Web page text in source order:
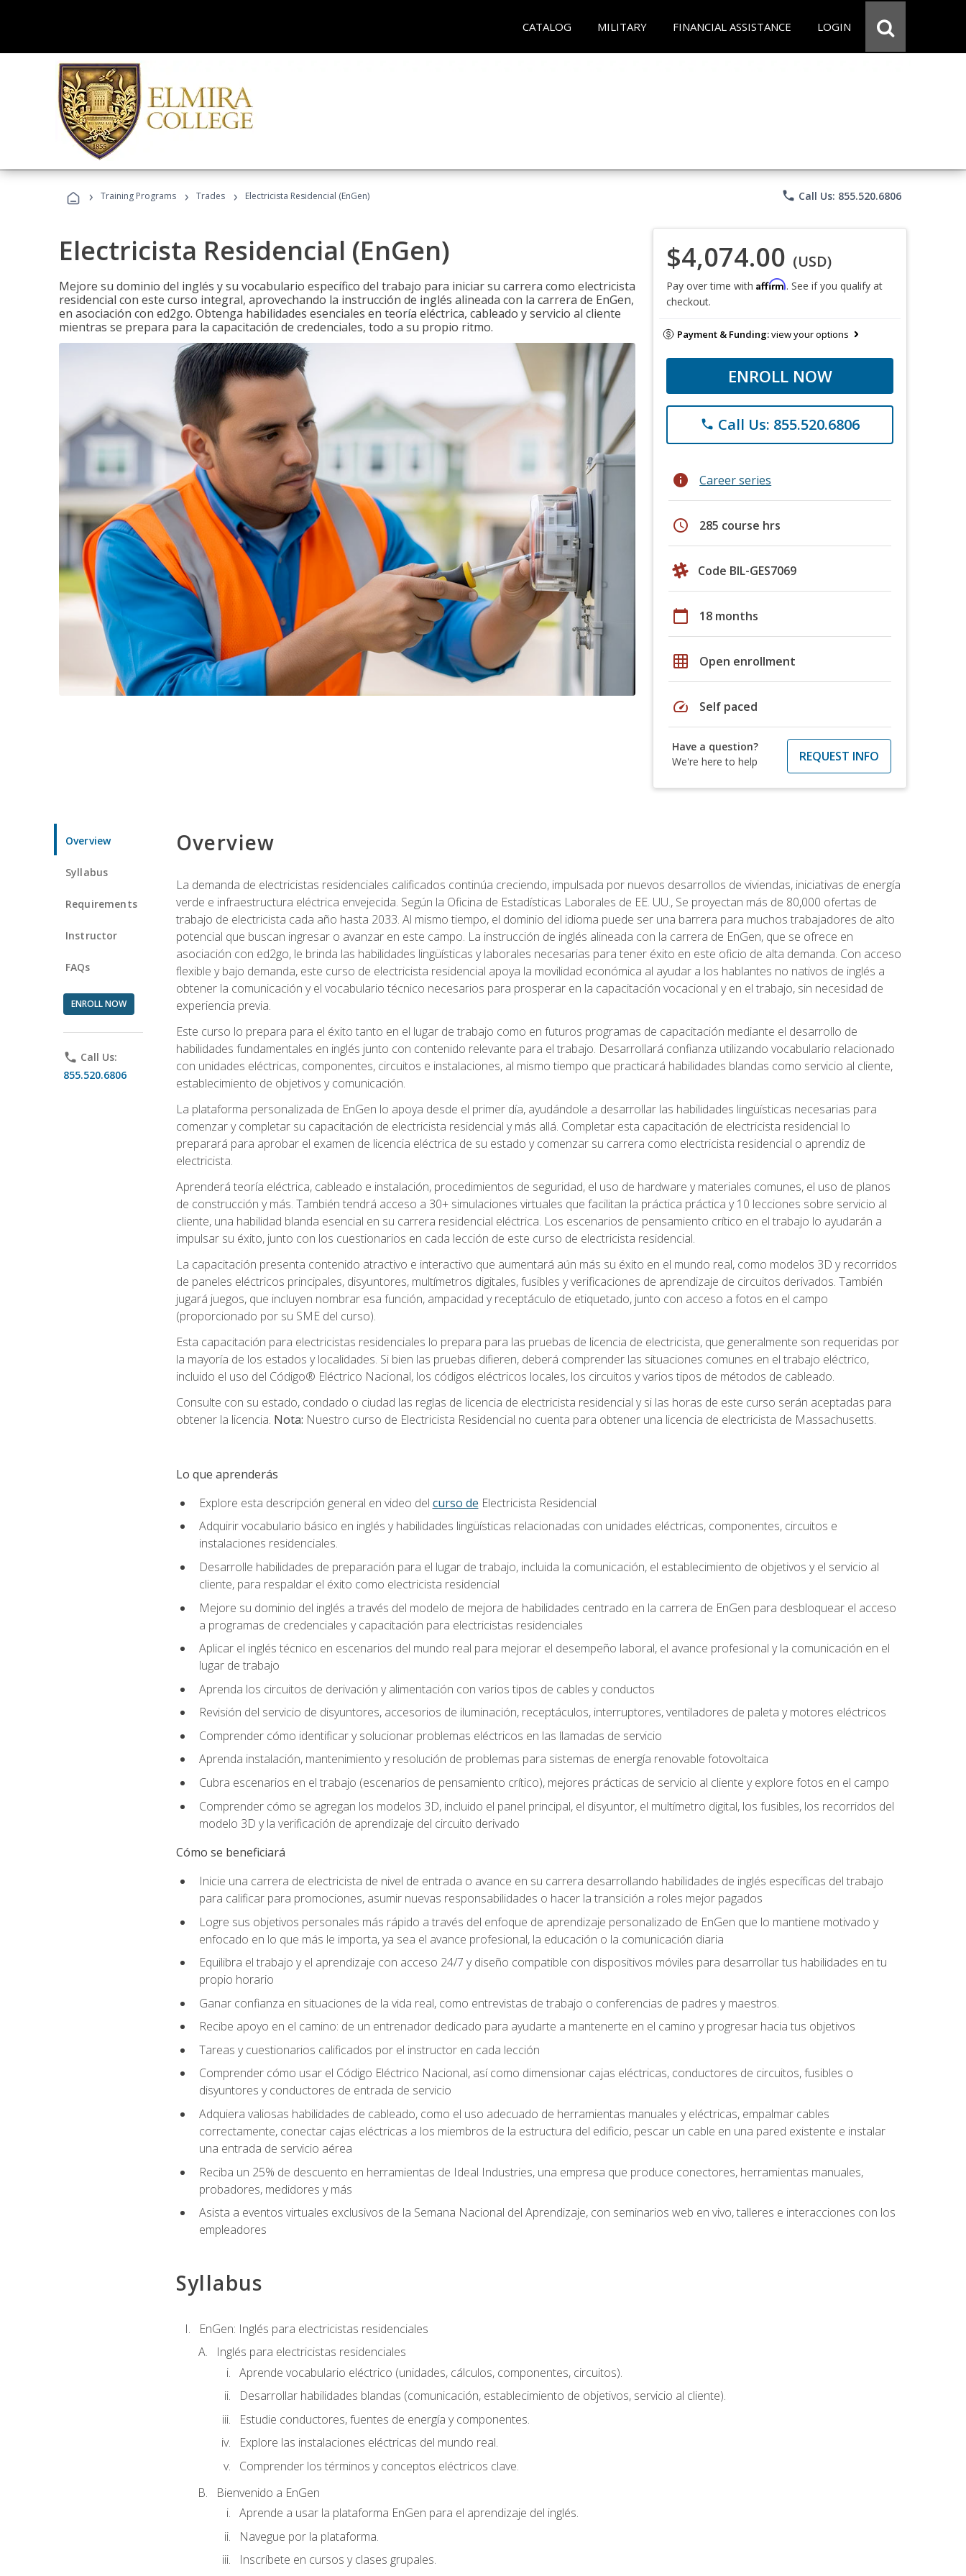
CATALOG MILITARY FINANCIAL ASSISTANCE LOGIN
› Training Programs › Trades › Electricista Residencial (EnGen) phone Call Us: 855.520.6806
Electricista Residencial (EnGen)
Mejore su dominio del inglés y su vocabulario específico del trabajo para iniciar su carrera como electricista
residencial con este curso integral, aprovechando la instrucción de inglés alineada con la carrera de EnGen,
en asociación con ed2go. Obtenga habilidades esenciales en teoría eléctrica, cableado y servicio al cliente
mientras se prepara para la capacitación de credenciales, todo a su propio ritmo.
$4,074.00 (USD)
Pay over time with Affirm. See if you qualify at
checkout.
Payment & Funding:view your options
ENROLL NOW
phone Call Us: 855.520.6806
info Career series
schedule 285 course hrs
Code BIL-GES7069
calendar_today 18 months
grid_on Open enrollment
speed Self paced
Have a question?
We're here to help
REQUEST INFO
Overview
Syllabus
Requirements
Instructor
FAQs
ENROLL NOW
phone Call Us:
855.520.6806
Overview
La demanda de electricistas residenciales calificados continúa creciendo, impulsada por nuevos desarrollos de viviendas, iniciativas de energía
verde e infraestructura eléctrica envejecida. Según la Oficina de Estadísticas Laborales de EE. UU., Se proyectan más de 80,000 ofertas de
trabajo de electricista cada año hasta 2033. Al mismo tiempo, el dominio del idioma puede ser una barrera para muchos trabajadores de alto
potencial que buscan ingresar o avanzar en este campo. La instrucción de inglés alineada con la carrera de EnGen, que se ofrece en
asociación con ed2go, le brinda las habilidades lingüísticas y laborales necesarias para tener éxito en este oficio de alta demanda. Con acceso
flexible y bajo demanda, este curso de electricista residencial apoya la movilidad económica al ayudar a los hablantes no nativos de inglés a
obtener la comunicación y el vocabulario técnico necesarios para prosperar en la capacitación vocacional y en el trabajo, sin necesidad de
experiencia previa.
Este curso lo prepara para el éxito tanto en el lugar de trabajo como en futuros programas de capacitación mediante el desarrollo de
habilidades fundamentales en inglés junto con contenido relevante para el trabajo. Desarrollará confianza utilizando vocabulario relacionado
con unidades eléctricas, componentes, circuitos e instalaciones, al mismo tiempo que practicará habilidades blandas como servicio al cliente,
establecimiento de objetivos y comunicación.
La plataforma personalizada de EnGen lo apoya desde el primer día, ayudándole a desarrollar las habilidades lingüísticas necesarias para
comenzar y completar su capacitación de electricista residencial y más allá. Completar esta capacitación de electricista residencial lo
preparará para aprobar el examen de licencia eléctrica de su estado y comenzar su carrera como electricista residencial o aprendiz de
electricista.
Aprenderá teoría eléctrica, cableado e instalación, procedimientos de seguridad, el uso de hardware y materiales comunes, el uso de planos
de construcción y más. También tendrá acceso a 30+ simulaciones virtuales que facilitan la práctica práctica y 10 lecciones sobre servicio al
cliente, una habilidad blanda esencial en su carrera residencial eléctrica. Los escenarios de pensamiento crítico en el trabajo lo ayudarán a
impulsar su éxito, junto con los cuestionarios en cada lección de este curso de electricista residencial.
La capacitación presenta contenido atractivo e interactivo que aumentará aún más su éxito en el mundo real, como modelos 3D y recorridos
de paneles eléctricos principales, disyuntores, multímetros digitales, fusibles y verificaciones de aprendizaje de circuitos derivados. También
jugará juegos, que incluyen nombrar esa función, ampacidad y receptáculo de etiquetado, junto con acceso a fotos en el campo
(proporcionado por su SME del curso).
Esta capacitación para electricistas residenciales lo prepara para las pruebas de licencia de electricista, que generalmente son requeridas por
la mayoría de los estados y localidades. Si bien las pruebas difieren, deberá comprender las situaciones comunes en el trabajo eléctrico,
incluido el uso del Código® Eléctrico Nacional, los códigos eléctricos locales, los circuitos y varios tipos de métodos de cableado.
Consulte con su estado, condado o ciudad las reglas de licencia de electricista residencial y si las horas de este curso serán aceptadas para
obtener la licencia. Nota: Nuestro curso de Electricista Residencial no cuenta para obtener una licencia de electricista de Massachusetts.
Lo que aprenderás
Explore esta descripción general en video del curso de Electricista Residencial
Adquirir vocabulario básico en inglés y habilidades lingüísticas relacionadas con unidades eléctricas, componentes, circuitos e
instalaciones residenciales.
Desarrolle habilidades de preparación para el lugar de trabajo, incluida la comunicación, el establecimiento de objetivos y el servicio al
cliente, para respaldar el éxito como electricista residencial
Mejore su dominio del inglés a través del modelo de mejora de habilidades centrado en la carrera de EnGen para desbloquear el acceso
a programas de credenciales y capacitación para electricistas residenciales
Aplicar el inglés técnico en escenarios del mundo real para mejorar el desempeño laboral, el avance profesional y la comunicación en el
lugar de trabajo
Aprenda los circuitos de derivación y alimentación con varios tipos de cables y conductos
Revisión del servicio de disyuntores, accesorios de iluminación, receptáculos, interruptores, ventiladores de paleta y motores eléctricos
Comprender cómo identificar y solucionar problemas eléctricos en las llamadas de servicio
Aprenda instalación, mantenimiento y resolución de problemas para sistemas de energía renovable fotovoltaica
Cubra escenarios en el trabajo (escenarios de pensamiento crítico), mejores prácticas de servicio al cliente y explore fotos en el campo
Comprender cómo se agregan los modelos 3D, incluido el panel principal, el disyuntor, el multímetro digital, los fusibles, los recorridos del
modelo 3D y la verificación de aprendizaje del circuito derivado
Cómo se beneficiará
Inicie una carrera de electricista de nivel de entrada o avance en su carrera desarrollando habilidades de inglés específicas del trabajo
para calificar para promociones, asumir nuevas responsabilidades o hacer la transición a roles mejor pagados
Logre sus objetivos personales más rápido a través del enfoque de aprendizaje personalizado de EnGen que lo mantiene motivado y
enfocado en lo que más le importa, ya sea el avance profesional, la educación o la comunicación diaria
Equilibra el trabajo y el aprendizaje con acceso 24/7 y diseño compatible con dispositivos móviles para desarrollar tus habilidades en tu
propio horario
Ganar confianza en situaciones de la vida real, como entrevistas de trabajo o conferencias de padres y maestros.
Recibe apoyo en el camino: de un entrenador dedicado para ayudarte a mantenerte en el camino y progresar hacia tus objetivos
Tareas y cuestionarios calificados por el instructor en cada lección
Comprender cómo usar el Código Eléctrico Nacional, así como dimensionar cajas eléctricas, conductores de circuitos, fusibles o
disyuntores y conductores de entrada de servicio
Adquiera valiosas habilidades de cableado, como el uso adecuado de herramientas manuales y eléctricas, empalmar cables
correctamente, conectar cajas eléctricas a los miembros de la estructura del edificio, pescar un cable en una pared existente e instalar
una entrada de servicio aérea
Reciba un 25% de descuento en herramientas de Ideal Industries, una empresa que produce conectores, herramientas manuales,
probadores, medidores y más
Asista a eventos virtuales exclusivos de la Semana Nacional del Aprendizaje, con seminarios web en vivo, talleres e interacciones con los
empleadores
Syllabus
EnGen: Inglés para electricistas residenciales
Inglés para electricistas residenciales
Aprende vocabulario eléctrico (unidades, cálculos, componentes, circuitos).
Desarrollar habilidades blandas (comunicación, establecimiento de objetivos, servicio al cliente).
Estudie conductores, fuentes de energía y componentes.
Explore las instalaciones eléctricas del mundo real.
Comprender los términos y conceptos eléctricos clave.
Bienvenido a EnGen
Aprende a usar la plataforma EnGen para el aprendizaje del inglés.
Navegue por la plataforma.
Inscríbete en cursos y clases grupales.